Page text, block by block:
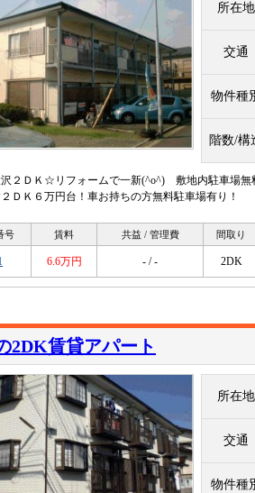
所在地
交通
物件種
階数/構
沢２ＤＫ☆リフォームで一新(^o^) 敷地内駐車場
ＤＫ６万円台！車お持ちの方無料駐車場有り！
号 賃料 共益 / 管理費 間取り
6.6万円 - / - 2DK
2DK賃貸アパート
所在地
交通
物件種